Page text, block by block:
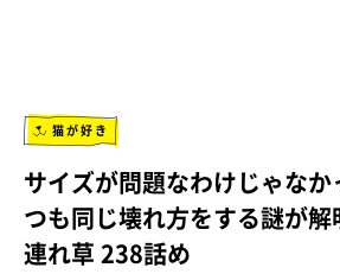
猫が好き
サイズが問題なわけじゃな
つも同じ壊れ方をする謎が解
連れ草 238話め